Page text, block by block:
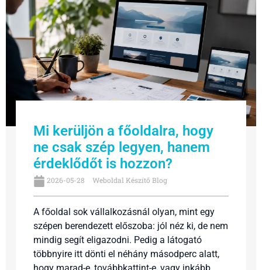
Mi kerüljön a főoldalra, hogy
ne csak szép legyen, hanem
érdeklődőt is hozzon?
2026-05-28 Weboldal Készítő Blog
A főoldal sok vállalkozásnál olyan, mint egy
szépen berendezett előszoba: jól néz ki, de nem
mindig segít eligazodni. Pedig a látogató
többnyire itt dönti el néhány másodperc alatt,